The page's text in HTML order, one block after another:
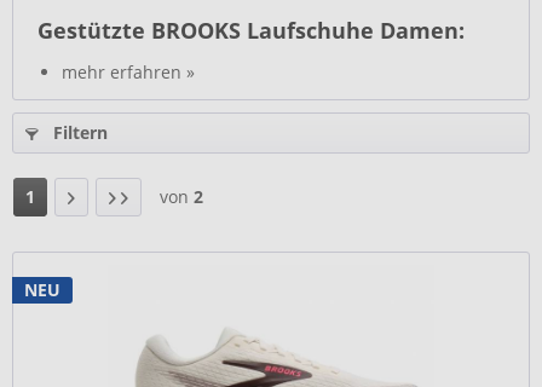
Gestützte BROOKS Laufschuhe Damen:
mehr erfahren »
Filtern
1 von 2
NEU